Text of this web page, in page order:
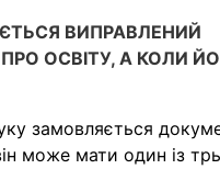
ВИПРАВЛЕНИЙ
ОСВІТУ, А КОЛИ
замовляється
може мати один із